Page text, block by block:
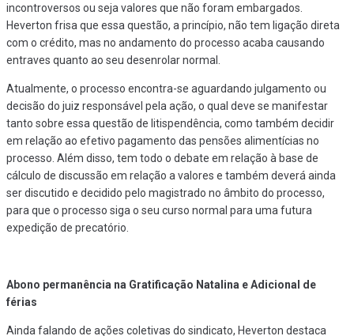
incontroversos ou seja valores que não foram embargados.
Heverton frisa que essa questão, a princípio, não tem ligação direta
com o crédito, mas no andamento do processo acaba causando
entraves quanto ao seu desenrolar normal.
Atualmente, o processo encontra-se aguardando julgamento ou
decisão do juiz responsável pela ação, o qual deve se manifestar
tanto sobre essa questão de litispendência, como também decidir
em relação ao efetivo pagamento das pensões alimentícias no
processo. Além disso, tem todo o debate em relação à base de
cálculo de discussão em relação a valores e também deverá ainda
ser discutido e decidido pelo magistrado no âmbito do processo,
para que o processo siga o seu curso normal para uma futura
expedição de precatório.
Abono permanência na Gratificação Natalina e Adicional de
férias
Ainda falando de ações coletivas do sindicato, Heverton destaca